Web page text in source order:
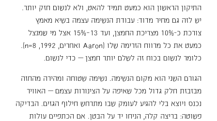
התיקון הראשון הוא כמעט תמיד להאט, ולא לנשום חזק יותר.
יש לזה גם מחיר מדוד: עבודת הנשימה עצמה בשיא מאמץ
צורכת כ-10% מצריכת החמצן, ועד 13–15% אצל מי שמנצל
כמעט את כל מרווח הזרימה שלו (Aaron ואחרים, 1992, n=8).
כלומר לנשום בכוח זה לשלם יותר חמצן — כדי לנשום.
הגורם השני הוא מקום הנשימה. נשימה שטוחה ומהירה מהחזה
מבזבזת חלק גדול מכל שאיפה על הצינורות עצמם — האוויר
נכנס ויוצא בלי להגיע לעומק שבו מתרחש חילוף הגזים. הבדיקה
פשוטה: בריצה קלה, הניחו יד על הבטן. אם הכתפיים עולות